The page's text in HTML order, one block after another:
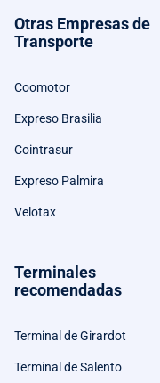
Otras Empresas de
Transporte
Coomotor
Expreso Brasilia
Cointrasur
Expreso Palmira
Velotax
Terminales
recomendadas
Terminal de Girardot
Terminal de Salento